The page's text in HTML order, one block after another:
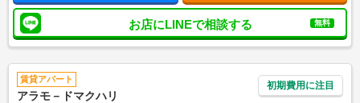
お店にLINEで相談する 無料
賃貸アパート
アラモ－ドマクハリ
初期費用に注目